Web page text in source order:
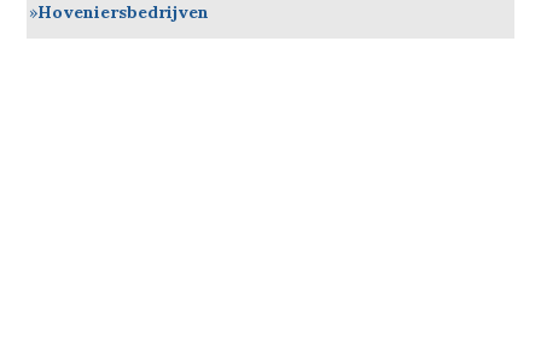
Hoveniersbedrijven